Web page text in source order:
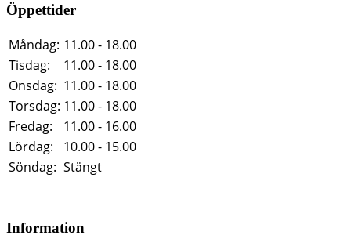
Öppettider
Måndag: 11.00 - 18.00
Tisdag:
11.00 - 18.00
Onsdag: 11.00 - 18.00
Torsdag: 11.00 - 18.00
Fredag:
11.00 - 16.00
Lördag:
10.00 - 15.00
Söndag: Stängt
Information